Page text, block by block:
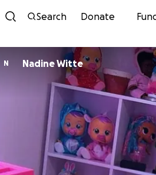
Search Donate
N Nadine Witte